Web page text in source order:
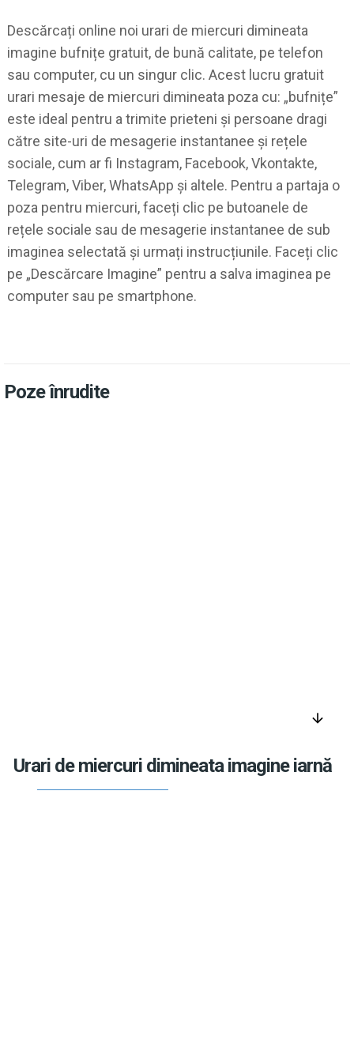
Descărcați online noi urari de miercuri dimineata
imagine bufnițe gratuit, de bună calitate, pe telefon
sau computer, cu un singur clic. Acest lucru gratuit
urari mesaje de miercuri dimineata poza cu: „bufnițe”
este ideal pentru a trimite prieteni și persoane dragi
către site-uri de mesagerie instantanee și rețele
sociale, cum ar fi Instagram, Facebook, Vkontakte,
Telegram, Viber, WhatsApp și altele. Pentru a partaja o
poza pentru miercuri, faceți clic pe butoanele de
rețele sociale sau de mesagerie instantanee de sub
imaginea selectată și urmați instrucțiunile. Faceți clic
pe „Descărcare Imagine” pentru a salva imaginea pe
computer sau pe smartphone.
Poze înrudite
arrow_downward
Urari de miercuri dimineata imagine iarnă